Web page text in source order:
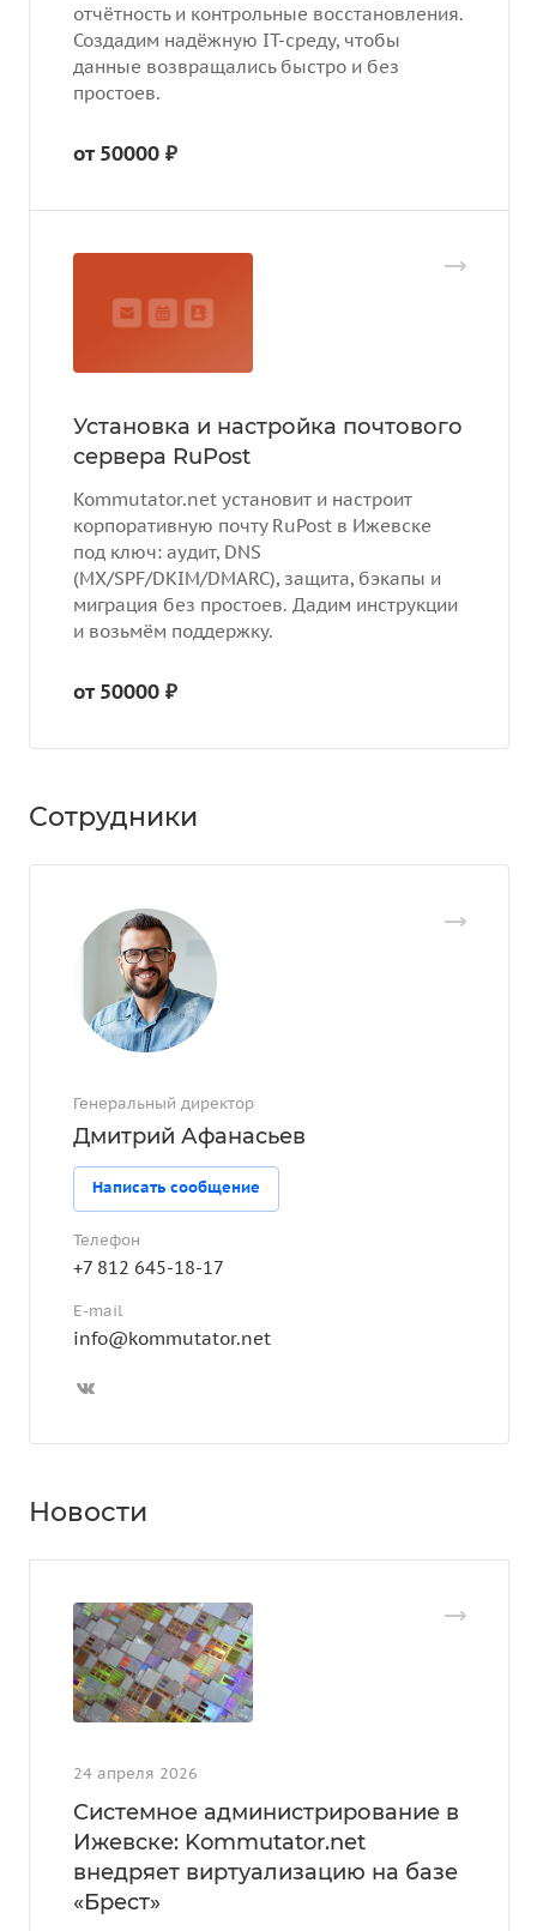
отчётность и контрольные восстановления.
Создадим надёжную IT-среду, чтобы
данные возвращались быстро и без
простоев.
от 50000 ₽
Установка и настройка почтового
сервера RuPost
Kommutator.net установит и настроит
корпоративную почту RuPost в Ижевске
под ключ: аудит, DNS
(MX/SPF/DKIM/DMARC), защита, бэкапы и
миграция без простоев. Дадим инструкции
и возьмём поддержку.
от 50000 ₽
Сотрудники
Генеральный директор
Дмитрий Афанасьев
Написать сообщение
Телефон
+7 812 645-18-17
E-mail
info@kommutator.net
Новости
24 апреля 2026
Системное администрирование в
Ижевске: Kommutator.net
внедряет виртуализацию на базе
«Брест»